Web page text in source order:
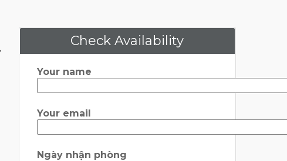
Check Availability
Your name
Your email
Ngày nhận phòng